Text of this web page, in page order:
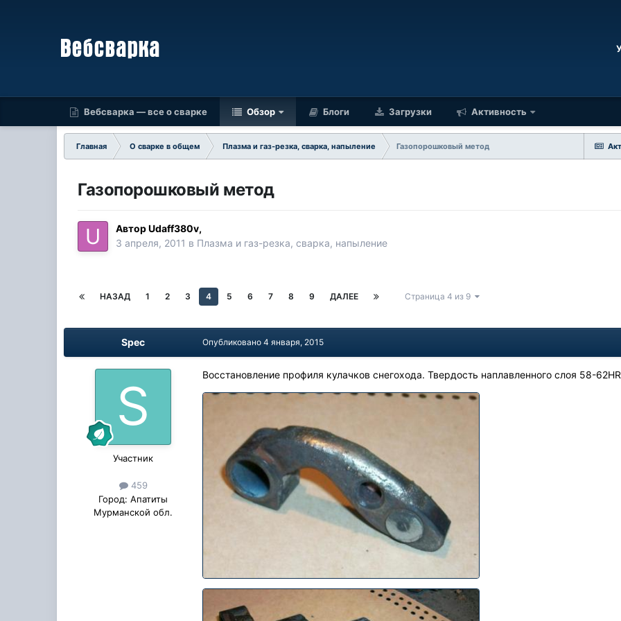
Вебсварка — все о сварке Обзор Блоги Загрузки Активность
Главная О сварке в общем Плазма и газ-резка, сварка, напыление Газопорошковый метод
Газопорошковый метод
АвторUdaff380v,
3 апреля, 2011 в Плазма и газ-резка, сварка, напыление
НАЗАД 1 2 3 4 5 6 7 8 9 ДАЛЕЕ Страница 4 из 9
Spec
Участник
459
Город: Апатиты
Мурманской обл.
Опубликовано4 января, 2015
Восстановление профиля кулачков снегохода. Твердость наплавленного слоя 58-